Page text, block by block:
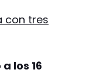
con tres
los 16